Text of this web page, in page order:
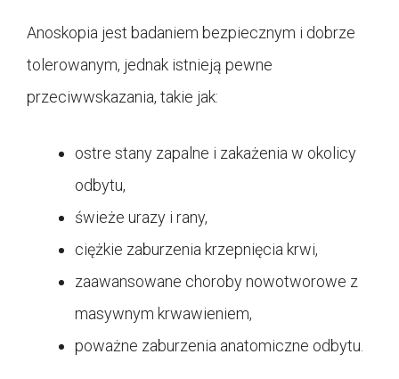
Anoskopia jest badaniem bezpiecznym i dobrze
tolerowanym, jednak istnieją pewne
przeciwwskazania, takie jak:
ostre stany zapalne i zakażenia w okolicy
odbytu,
świeże urazy i rany,
ciężkie zaburzenia krzepnięcia krwi,
zaawansowane choroby nowotworowe z
masywnym krwawieniem,
poważne zaburzenia anatomiczne odbytu.